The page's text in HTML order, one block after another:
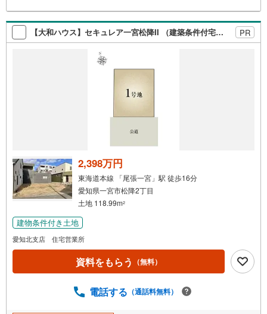
【大和ハウス】セキュレア一宮松降II （建築条件付宅地分譲） PR
2,398万円
東海道本線 「尾張一宮」駅 徒歩16分
愛知県一宮市松降2丁目
土地 118.99m2
建物条件付き土地
愛知北支店 住宅営業所
資料をもらう （無料）
電話する （通話料無料）